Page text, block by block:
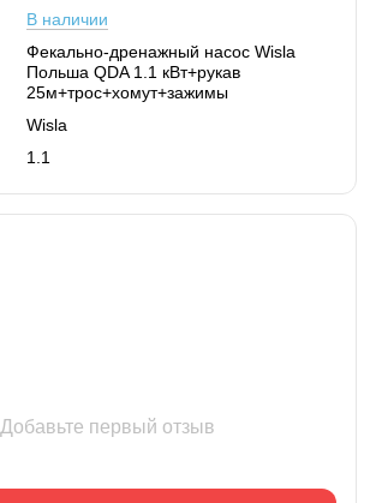
В наличии
Фекально-дренажный насос Wisla
Польша QDA 1.1 кВт+рукав
25м+трос+хомут+зажимы
Wisla
1.1
Добавьте первый отзыв